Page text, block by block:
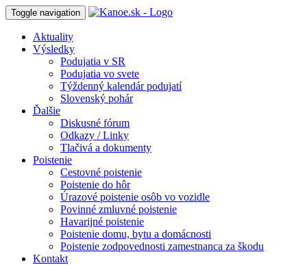
Toggle navigation
Aktuality
Výsledky
Podujatia v SR
Podujatia vo svete
Týždenný kalendár podujatí
Slovenský pohár
Ďalšie
Diskusné fórum
Odkazy / Linky
Tlačivá a dokumenty
Poistenie
Cestovné poistenie
Poistenie do hôr
Úrazové poistenie osôb vo vozidle
Povinné zmluvné poistenie
Havarijné poistenie
Poistenie domu, bytu a domácnosti
Poistenie zodpovednosti zamestnanca za škodu
Kontakt